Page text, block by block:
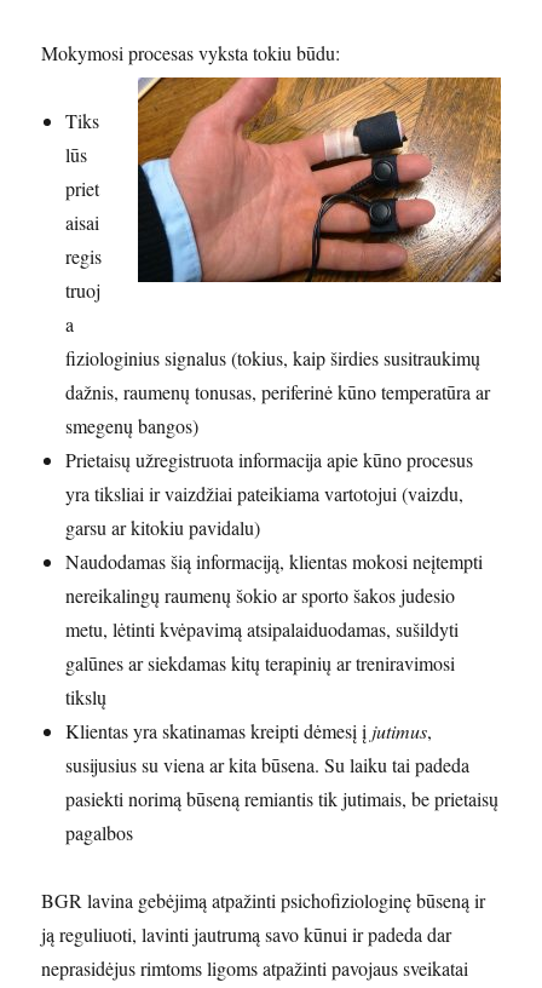
Mokymosi procesas vyksta tokiu būdu:
Tiks
lūs
priet
aisai
regis
truoj
a
fiziologinius signalus (tokius, kaip širdies susitraukimų
dažnis, raumenų tonusas, periferinė kūno temperatūra ar
smegenų bangos)
Prietaisų užregistruota informacija apie kūno procesus
yra tiksliai ir vaizdžiai pateikiama vartotojui (vaizdu,
garsu ar kitokiu pavidalu)
Naudodamas šią informaciją, klientas mokosi neįtempti
nereikalingų raumenų šokio ar sporto šakos judesio
metu, lėtinti kvėpavimą atsipalaiduodamas, sušildyti
galūnes ar siekdamas kitų terapinių ar treniravimosi
tikslų
Klientas yra skatinamas kreipti dėmesį į jutimus,
susijusius su viena ar kita būsena. Su laiku tai padeda
pasiekti norimą būseną remiantis tik jutimais, be prietaisų
pagalbos
BGR lavina gebėjimą atpažinti psichofiziologinę būseną ir
ją reguliuoti, lavinti jautrumą savo kūnui ir padeda dar
neprasidėjus rimtoms ligoms atpažinti pavojaus sveikatai